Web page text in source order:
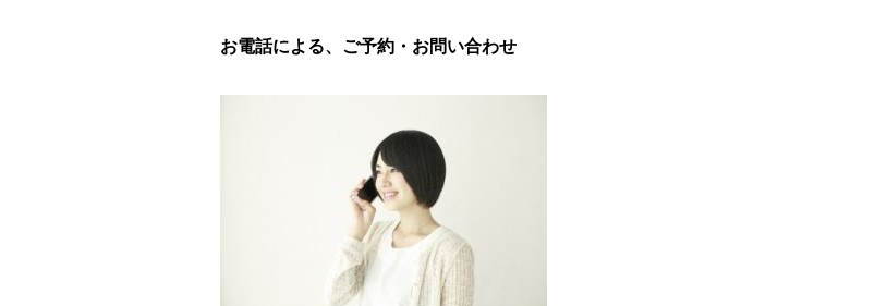
お電話による、ご予約・お問い合わせ